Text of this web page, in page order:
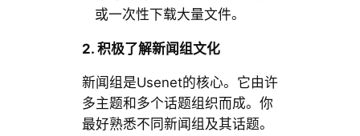
或一次性下载大量文件。
2. 积极了解新闻组文化
新闻组是Usenet的核心。它由许
多主题和多个话题组织而成。你
最好熟悉不同新闻组及其话题。